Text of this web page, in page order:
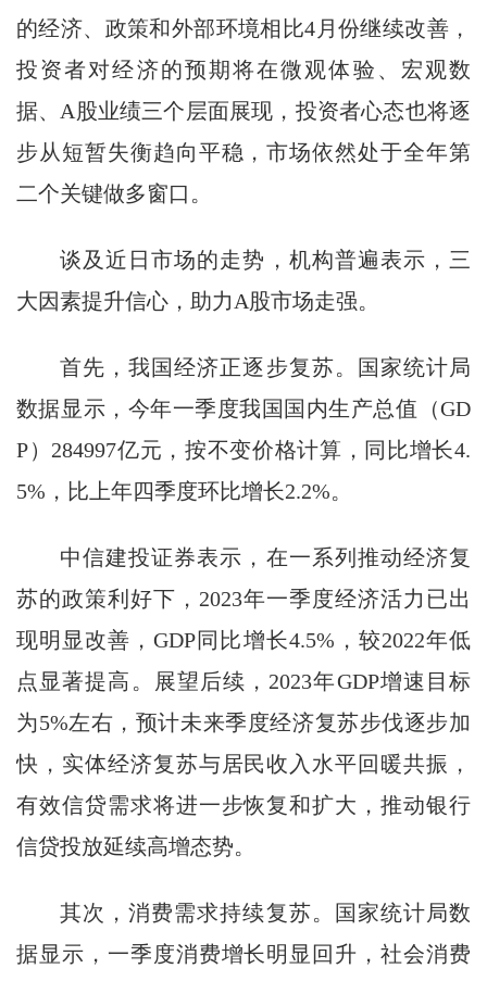
的经济、政策和外部环境相比4月份继续改善，
投资者对经济的预期将在微观体验、宏观数
据、A股业绩三个层面展现，投资者心态也将逐
步从短暂失衡趋向平稳，市场依然处于全年第
二个关键做多窗口。
谈及近日市场的走势，机构普遍表示，三
大因素提升信心，助力A股市场走强。
首先，我国经济正逐步复苏。国家统计局
数据显示，今年一季度我国国内生产总值（GD
P）284997亿元，按不变价格计算，同比增长4.
5%，比上年四季度环比增长2.2%。
中信建投证券表示，在一系列推动经济复
苏的政策利好下，2023年一季度经济活力已出
现明显改善，GDP同比增长4.5%，较2022年低
点显著提高。展望后续，2023年GDP增速目标
为5%左右，预计未来季度经济复苏步伐逐步加
快，实体经济复苏与居民收入水平回暖共振，
有效信贷需求将进一步恢复和扩大，推动银行
信贷投放延续高增态势。
其次，消费需求持续复苏。国家统计局数
据显示，一季度消费增长明显回升，社会消费